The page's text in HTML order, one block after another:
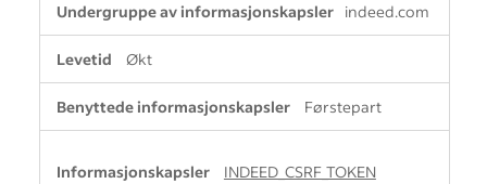
indeed.com
Økt
Førstepart
INDEED_CSRF_TOKEN